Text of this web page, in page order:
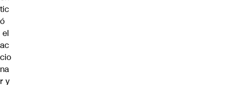
tic
ó
el
ac
cio
na
r y